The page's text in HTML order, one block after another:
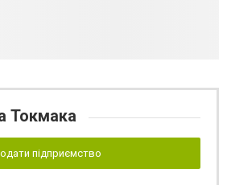
Токмака
підприємство